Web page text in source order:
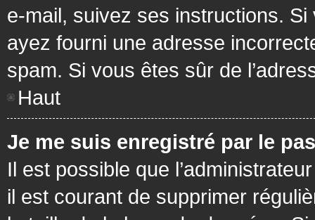
e-mail, suivez ses instructions. Si
ayez fourni une adresse
spam. Si vous êtes sûr de
Haut
Je me suis enregistré par le
Il est possible que
il est courant de supprimer